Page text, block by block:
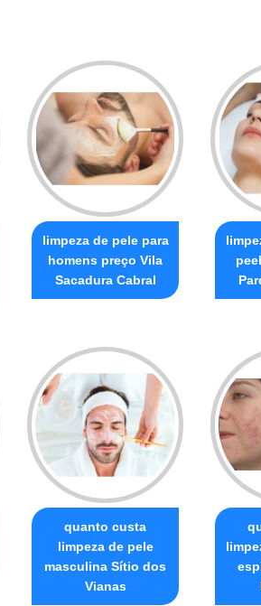
limpeza de pele para
homens preço Vila
Sacadura Cabral
quanto custa
limpeza de pele
masculina Sítio dos
Vianas